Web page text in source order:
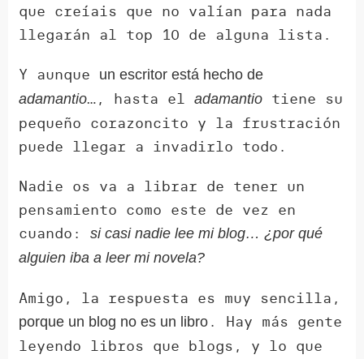
que creíais que no valían para nada
llegarán al top 10 de alguna lista.
Y aunque
un escritor está hecho de
adamantio…, hasta eladamantio tiene su
pequeño corazoncito y la frustración
puede llegar a invadirlo todo.
Nadie os va a librar de tener un
pensamiento como este de vez en
cuando:si casi nadie lee mi blog… ¿por qué
alguien iba a leer mi novela?
Amigo, la respuesta es muy sencilla,
porque un blog no es un libro . Hay más gente
leyendo libros que blogs, y lo que